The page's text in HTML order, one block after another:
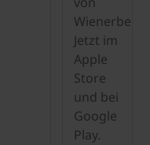
Jetzt im
Apple
Store
und bei
Google
Play.